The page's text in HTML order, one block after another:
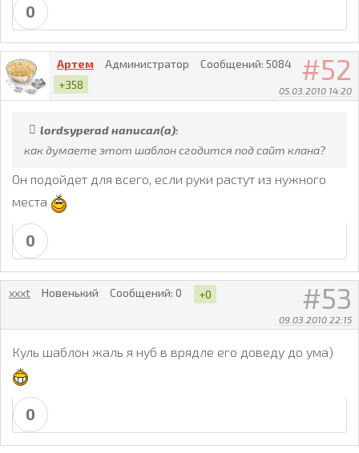
0
52
05.03.2010 14:20
Артем Администратор Сообщений: 5084
+358
lordsyperad написал(а):
как думаете этот шаблон сгодится под сайт клана?
Он подойдет для всего, если руки растут из нужного
места
0
53
09.03.2010 22:15
xxxt Новенький Сообщений: 0 +0
Куль шаблон жаль я нуб в врядле его доведу до ума)
0